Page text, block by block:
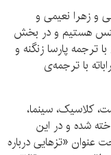
و زهرا نعیمی و
هستیم و در بخش
ترجمه پارسا زنگنه و
با ترجمه‌ی
کلاسیک، سینما،
شده و در این
«تزهایی درباره